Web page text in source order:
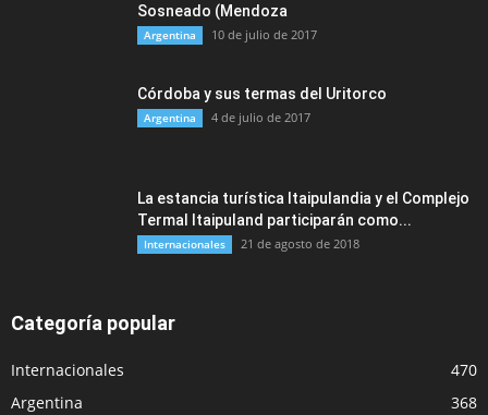
Sosneado (Mendoza
Argentina 10 de julio de 2017
Córdoba y sus termas del Uritorco
Argentina 4 de julio de 2017
La estancia turística Itaipulandia y el Complejo
Termal Itaipuland participarán como...
Internacionales 21 de agosto de 2018
Categoría popular
Internacionales
470
Argentina
368